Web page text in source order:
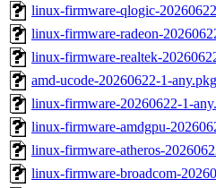
linux-firmware-qlogic-
linux-firmware-radeon-
linux-firmware-realtek-
amd-ucode-20260622-1-
linux-firmware-20260622-1-
linux-firmware-amdgpu-
linux-firmware-atheros-
linux-firmware-broadcom-